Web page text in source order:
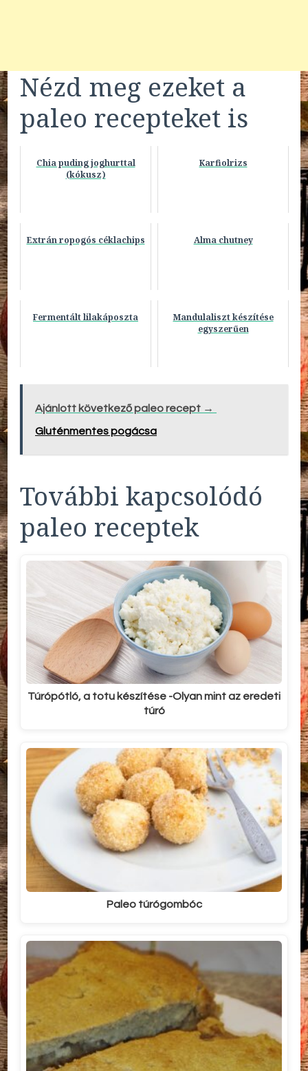
Nézd meg ezeket a
paleo recepteket is
Chia puding joghurttal
(kókusz)
Karfiolrizs
Extrán ropogós céklachips Alma chutney
Fermentált lilakáposzta
Mandulaliszt készítése
egyszerűen
Ajánlott következő paleo recept →
Gluténmentes pogácsa
További kapcsolódó
paleo receptek
Túrópótló, a totu készítése -Olyan mint az eredeti
túró
Paleo túrógombóc